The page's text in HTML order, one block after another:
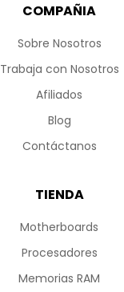
COMPAÑIA
Sobre Nosotros
Trabaja con Nosotros
Afiliados
Blog
Contáctanos
TIENDA
Motherboards
Procesadores
Memorias RAM